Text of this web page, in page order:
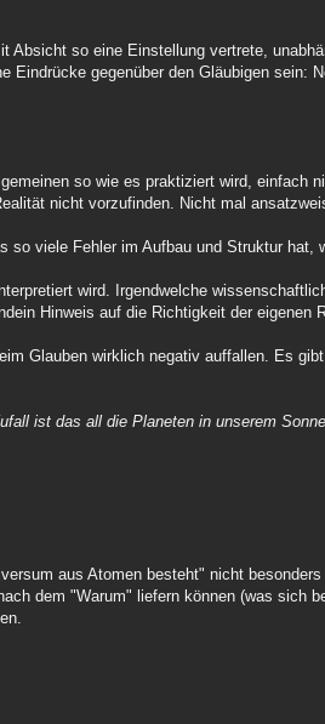
so eine Einstellung vertrete,
Eindrücke gegenüber den Gläubigen sein:
so wie es praktiziert wird, einfach
nicht vorzufinden. Nicht mal
so viele Fehler im Aufbau und Struktur hat,
wird. Irgendwelche
Hinweis auf die Richtigkeit der eigenen
Glauben wirklich negativ auffallen. Es
ist das all die Planeten in unserem
aus Atomen besteht" nicht besonders
dem "Warum" liefern können (was sich